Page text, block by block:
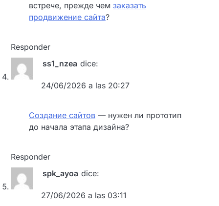
встрече, прежде чем заказать
продвижение сайта?
Responder
ss1_nzea dice:
24/06/2026 a las 20:27
Создание сайтов — нужен ли прототип
до начала этапа дизайна?
Responder
spk_ayoa dice:
27/06/2026 a las 03:11